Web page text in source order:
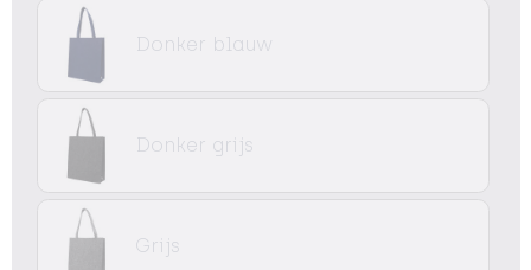
Donker blauw
Donker grijs
Grijs